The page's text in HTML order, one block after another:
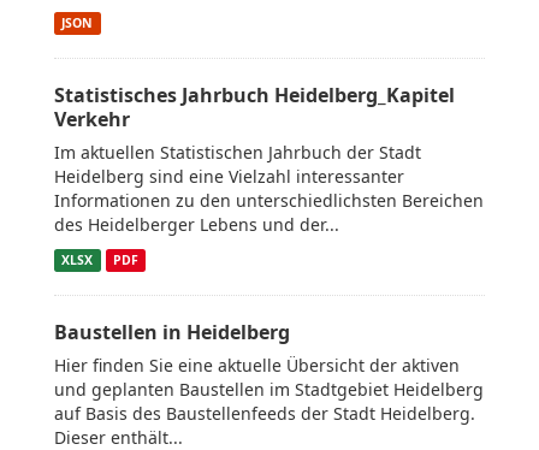
JSON
Statistisches Jahrbuch Heidelberg_Kapitel
Verkehr
Im aktuellen Statistischen Jahrbuch der Stadt
Heidelberg sind eine Vielzahl interessanter
Informationen zu den unterschiedlichsten Bereichen
des Heidelberger Lebens und der...
XLSX PDF
Baustellen in Heidelberg
Hier finden Sie eine aktuelle Übersicht der aktiven
und geplanten Baustellen im Stadtgebiet Heidelberg
auf Basis des Baustellenfeeds der Stadt Heidelberg.
Dieser enthält...